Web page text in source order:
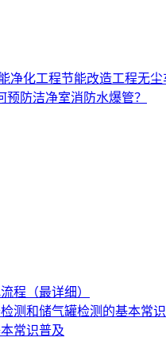
净化工程节能改造工程无尘
预防洁净室消防水爆管？
程（最详细）
测和储气罐检测的基本常识
常识普及